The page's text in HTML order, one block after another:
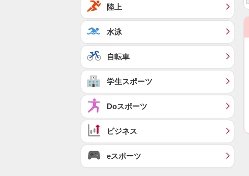
陸上
水泳
自転車
学生スポーツ
Doスポーツ
ビジネス
eスポーツ